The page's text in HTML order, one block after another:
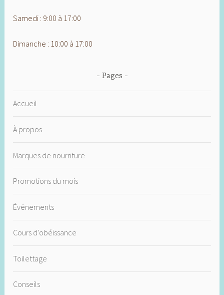
Samedi : 9:00 à 17:00
Dimanche : 10:00 à 17:00
Pages
Accueil
À propos
Marques de nourriture
Promotions du mois
Événements
Cours d’obéissance
Toilettage
Conseils